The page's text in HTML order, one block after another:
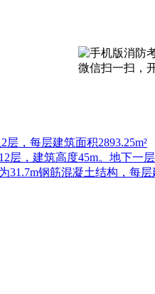
微信扫一扫，
，每层建筑面积2893.25m²
层，建筑高度45m。地下一
31.7m钢筋混凝土结构，每